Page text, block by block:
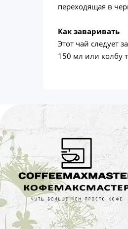
переходящая в
Как заваривать
Этот чай следует
150 мл или колбу